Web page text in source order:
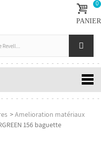
0
PANIER
>Amelioration matériaux
156 baguette